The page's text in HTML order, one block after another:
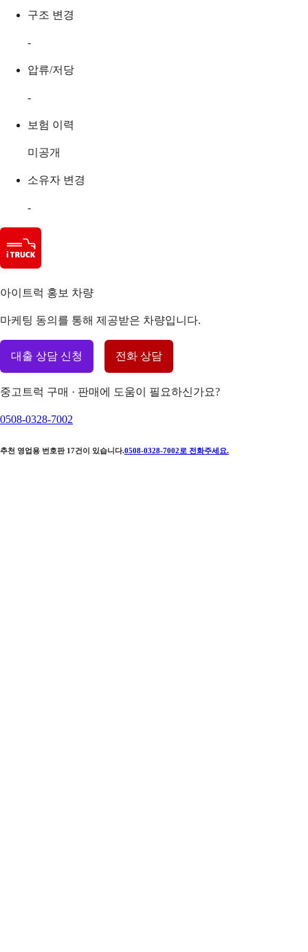
구조 변경
-
압류/저당
-
보험 이력
미공개
소유자 변경
-
아이트럭 홍보 차량
마케팅 동의를 통해 제공받은 차량입니다.
대출 상담 신청 전화 상담
중고트럭 구매 · 판매에 도움이 필요하신가요?
0508-0328-7002
추천 영업용 번호판 17건이 있습니다.0508-0328-7002 로 전화주세요.